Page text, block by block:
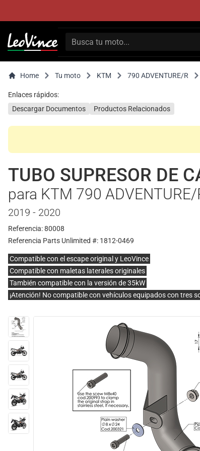
Home Tu moto KTM 790 ADVENTURE/R
Enlaces rápidos:
Descargar Documentos
Productos Relacionados
TUBO SUPRESOR DE
para KTM 790 ADVENTURE/
2019 - 2020
Referencia: 80008
Referencia Parts Unlimited #: 1812-0469
Compatible con el escape original y LeoVince
Compatible con maletas laterales originales
También compatible con la versión de 35kW
¡Atención! No compatible con vehículos equipados con tres